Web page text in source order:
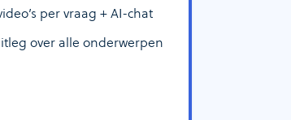
per vraag + AI-chat
over alle onderwerpen